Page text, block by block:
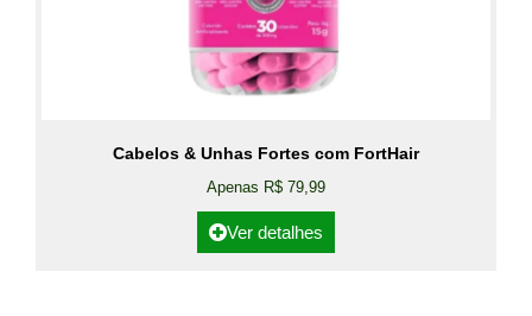
Cabelos & Unhas Fortes com FortHair
Apenas R$ 79,99
Ver detalhes